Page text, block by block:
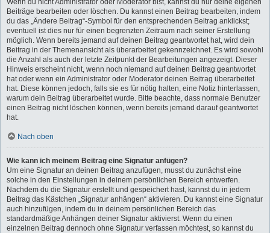
Wenn du nicht Administrator oder Moderator bist, kannst du nur deine eigenen
Beiträge bearbeiten oder löschen. Du kannst einen Beitrag bearbeiten, indem
du das „Ändere Beitrag“-Symbol für den entsprechenden Beitrag anklickst;
eventuell ist dies nur für einen begrenzten Zeitraum nach seiner Erstellung
möglich. Wenn bereits jemand auf deinen Beitrag geantwortet hat, wird dein
Beitrag in der Themenansicht als überarbeitet gekennzeichnet. Es wird sowohl
die Anzahl als auch der letzte Zeitpunkt der Bearbeitungen angezeigt. Dieser
Hinweis erscheint nicht, wenn noch niemand auf deinen Beitrag geantwortet
hat oder wenn ein Administrator oder Moderator deinen Beitrag überarbeitet
hat. Diese können jedoch, falls sie es für nötig halten, eine Notiz hinterlassen,
warum dein Beitrag überarbeitet wurde. Bitte beachte, dass normale Benutzer
einen Beitrag nicht löschen können, wenn bereits jemand darauf geantwortet
hat.
Nach oben
Wie kann ich meinem Beitrag eine Signatur anfügen?
Um eine Signatur an deinen Beitrag anzufügen, musst du zunächst eine
solche in den Einstellungen in deinem persönlichen Bereich entwerfen.
Nachdem du die Signatur erstellt und gespeichert hast, kannst du in jedem
Beitrag das Kästchen „Signatur anhängen“ aktivieren. Du kannst eine Signatur
auch hinzufügen, indem du in deinem persönlichen Bereich das
standardmäßige Anhängen deiner Signatur aktivierst. Wenn du einen
einzelnen Beitrag dennoch ohne Signatur verfassen möchtest, so kannst du